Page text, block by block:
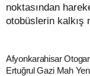
noktasından
otobüslerin kalkış
Afyonkarahisar Otogar
Ertuğrul Gazi Mah